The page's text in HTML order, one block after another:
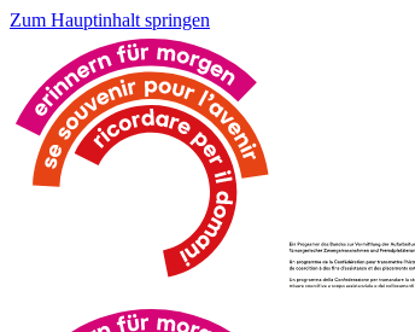
Zum Hauptinhalt springen